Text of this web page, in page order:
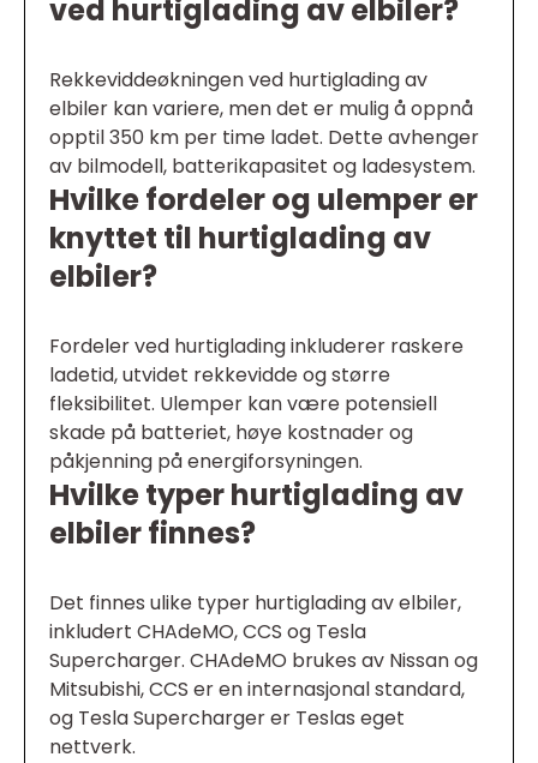
ved hurtiglading av elbiler?
Rekkeviddeøkningen ved hurtiglading av
elbiler kan variere, men det er mulig å oppnå
opptil 350 km per time ladet. Dette avhenger
av bilmodell, batterikapasitet og ladesystem.
Hvilke fordeler og ulemper er
knyttet til hurtiglading av
elbiler?
Fordeler ved hurtiglading inkluderer raskere
ladetid, utvidet rekkevidde og større
fleksibilitet. Ulemper kan være potensiell
skade på batteriet, høye kostnader og
påkjenning på energiforsyningen.
Hvilke typer hurtiglading av
elbiler finnes?
Det finnes ulike typer hurtiglading av elbiler,
inkludert CHAdeMO, CCS og Tesla
Supercharger. CHAdeMO brukes av Nissan og
Mitsubishi, CCS er en internasjonal standard,
og Tesla Supercharger er Teslas eget
nettverk.